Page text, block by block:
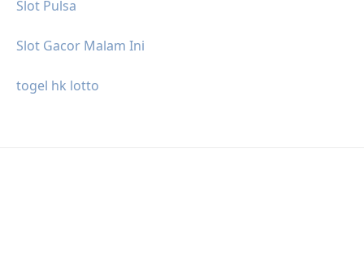
Slot Pulsa
Slot Gacor Malam Ini
togel hk lotto